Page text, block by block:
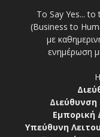
Το Say Yes... to
(Business to
με
ενημέρωση
Διεύθυνση
Εμπορική
Υπεύθυνη